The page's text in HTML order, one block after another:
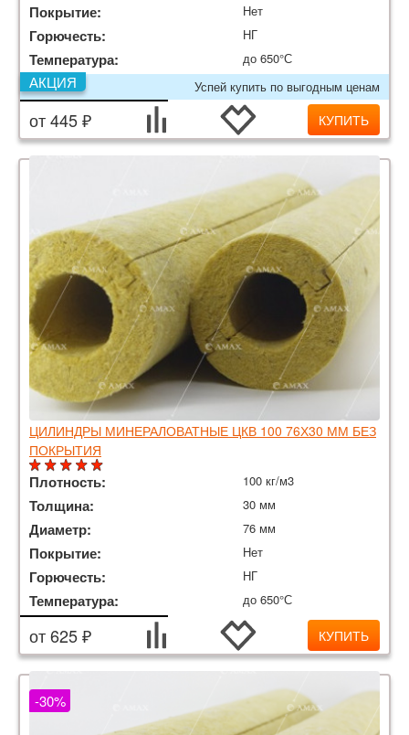
Покрытие: Нет
Горючесть: НГ
Температура:
до 650°С
Успей купить по выгодным ценам
АКЦИЯ
от 445 ₽ КУПИТЬ
ЦИЛИНДРЫ МИНЕРАЛОВАТНЫЕ ЦКВ 100 76Х30 ММ БЕЗ
ПОКРЫТИЯ
Плотность: 100 кг/м3
Толщина: 30 мм
Диаметр: 76 мм
Покрытие: Нет
Горючесть: НГ
Температура: до 650°С
от 625 ₽ КУПИТЬ
-30%